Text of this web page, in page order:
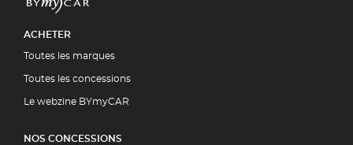
ACHETER
Toutes les marques
Toutes les concessions
Le webzine BYmyCAR
NOS CONCESSIONS